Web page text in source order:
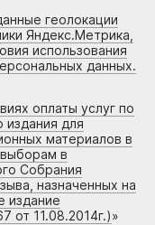
геолокации
Яндекс.Метрика,
использования
данных.
оплаты услуг по
для
материалов в
в
Собрания
назначенных на
издание
от 11.08.2014г.)»